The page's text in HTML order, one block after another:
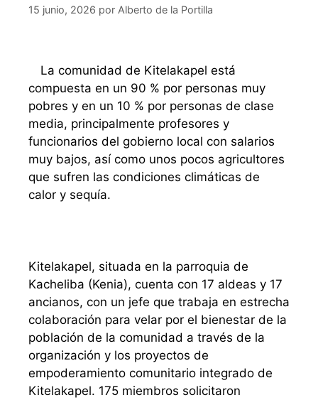
15 junio, 2026 por Alberto de la Portilla
La comunidad de Kitelakapel está
compuesta en un 90 % por personas muy
pobres y en un 10 % por personas de clase
media, principalmente profesores y
funcionarios del gobierno local con salarios
muy bajos, así como unos pocos agricultores
que sufren las condiciones climáticas de
calor y sequía.
Kitelakapel, situada en la parroquia de
Kacheliba (Kenia), cuenta con 17 aldeas y 17
ancianos, con un jefe que trabaja en estrecha
colaboración para velar por el bienestar de la
población de la comunidad a través de la
organización y los proyectos de
empoderamiento comunitario integrado de
Kitelakapel. 175 miembros solicitaron